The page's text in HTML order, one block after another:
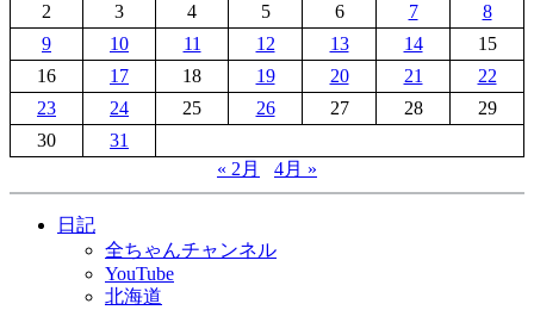
2
3 4 5 6 7
8
9
10 11 12 13 14
15
16
17 18 19 20 21
22
23
24 25 26 27 28
29
30
31
« 2月
4月 »
日記
全ちゃんチャンネル
YouTube
北海道